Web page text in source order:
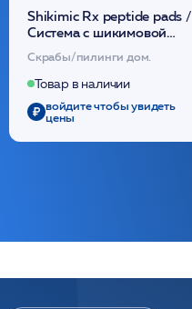
Shikimic Rx peptide pads /
Cистема с шикимовой
кислотой обновляющая
(30шт) /HP
Скрабы/пилинги дом.
Товар в наличии
войдите чтобы увидеть
цены